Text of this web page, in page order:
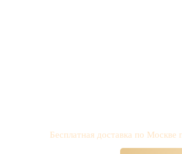
Бесплатная доставка по